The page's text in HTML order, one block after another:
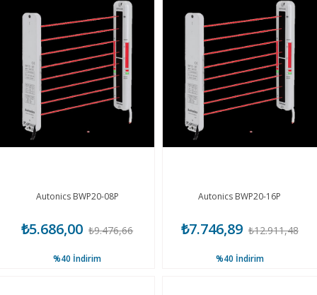
Autonics BWP20-08P
₺5.686,00 ₺9.476,66
%40 İndirim
Autonics BWP20-16P
₺7.746,89 ₺12.911,48
%40 İndirim